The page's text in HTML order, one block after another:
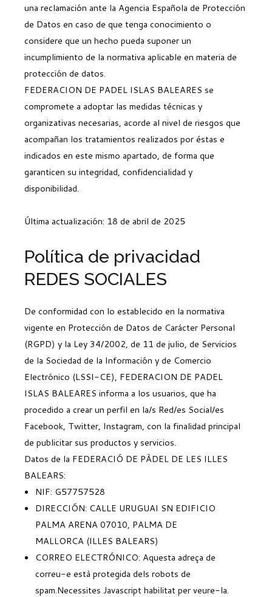
una reclamación ante la Agencia Española de Protección
de Datos en caso de que tenga conocimiento o
considere que un hecho pueda suponer un
incumplimiento de la normativa aplicable en materia de
protección de datos.
FEDERACION DE PADEL ISLAS BALEARES se
compromete a adoptar las medidas técnicas y
organizativas necesarias, acorde al nivel de riesgos que
acompañan los tratamientos realizados por éstas e
indicados en este mismo apartado, de forma que
garanticen su integridad, confidencialidad y
disponibilidad.
Última actualización: 18 de abril de 2025
Política de privacidad
REDES SOCIALES
De conformidad con lo establecido en la normativa
vigente en Protección de Datos de Carácter Personal
(RGPD) y la Ley 34/2002, de 11 de julio, de Servicios
de la Sociedad de la Información y de Comercio
Electrónico (LSSI-CE), FEDERACION DE PADEL
ISLAS BALEARES informa a los usuarios, que ha
procedido a crear un perfil en la/s Red/es Social/es
Facebook, Twitter, Instagram, con la finalidad principal
de publicitar sus productos y servicios.
Datos de la FEDERACIÓ DE PÀDEL DE LES ILLES
BALEARS:
NIF: G57757528
DIRECCIÓN: CALLE URUGUAI SN EDIFICIO
PALMA ARENA 07010, PALMA DE
MALLORCA (ILLES BALEARS)
CORREO ELECTRÓNICO: Aquesta adreça de
correu-e està protegida dels robots de
spam.Necessites Javascript habilitat per veure-la.